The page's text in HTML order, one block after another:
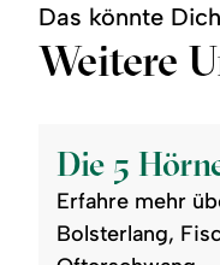
Das könnte
Weitere
Die 5
Erfahre mehr
Bolsterlang,
Die
HörnerDörfer